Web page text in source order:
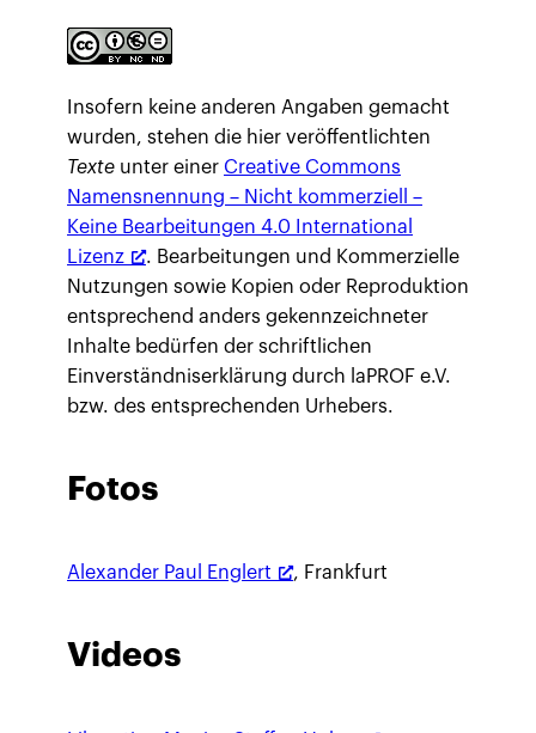
Insofern keine anderen Angaben gemacht
wurden, stehen die hier veröffentlichten
Texte unter einer Creative Commons
Namensnennung – Nicht kommerziell –
Keine Bearbeitungen 4.0 International
Lizenz
. Bearbeitungen und Kommerzielle
Nutzungen sowie Kopien oder Reproduktion
entsprechend anders gekennzeichneter
Inhalte bedürfen der schriftlichen
Einverständniserklärung durch laPROF e.V.
bzw. des entsprechenden Urhebers.
Fotos
Alexander Paul Englert , Frankfurt
Videos